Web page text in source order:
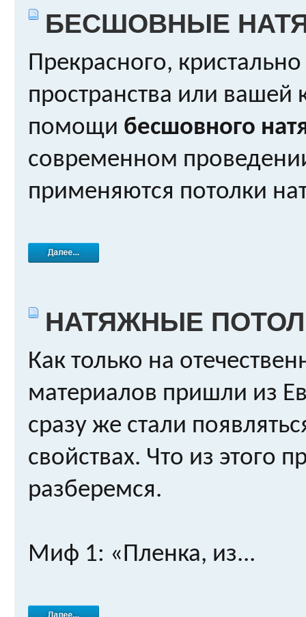
БЕСШОВНЫЕ
Прекрасного,
пространства или
помощи бесшовного
современном
применяются потолки
НАТЯЖНЫЕ
Как только на
материалов пришли из
сразу же стали
свойствах. Что из этого
разберемся.
Миф 1: «Пленка, из...